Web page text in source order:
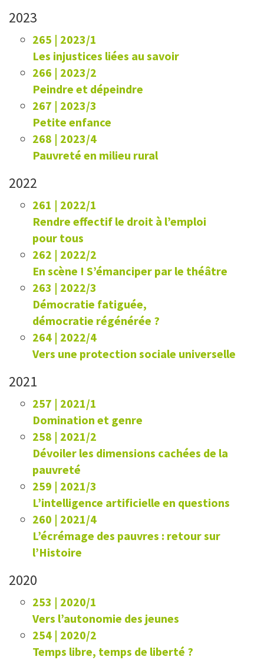
2023
265 | 2023/1
Les injustices liées au savoir
266 | 2023/2
Peindre et dépeindre
267 | 2023/3
Petite enfance
268 | 2023/4
Pauvreté en milieu rural
2022
261 | 2022/1
Rendre effectif le droit à l’emploi
pour tous
262 | 2022/2
En scène ! S’émanciper par le théâtre
263 | 2022/3
Démocratie fatiguée,
démocratie régénérée ?
264 | 2022/4
Vers une protection sociale universelle
2021
257 | 2021/1
Domination et genre
258 | 2021/2
Dévoiler les dimensions cachées de la
pauvreté
259 | 2021/3
L’intelligence artificielle en questions
260 | 2021/4
L’écrémage des pauvres : retour sur
l’Histoire
2020
253 | 2020/1
Vers l’autonomie des jeunes
254 | 2020/2
Temps libre, temps de liberté ?